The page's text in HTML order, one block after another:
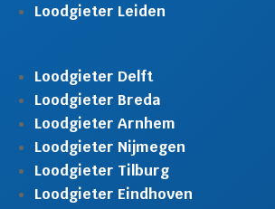
Loodgieter Leiden
Loodgieter Delft
Loodgieter Breda
Loodgieter Arnhem
Loodgieter Nijmegen
Loodgieter Tilburg
Loodgieter Eindhoven